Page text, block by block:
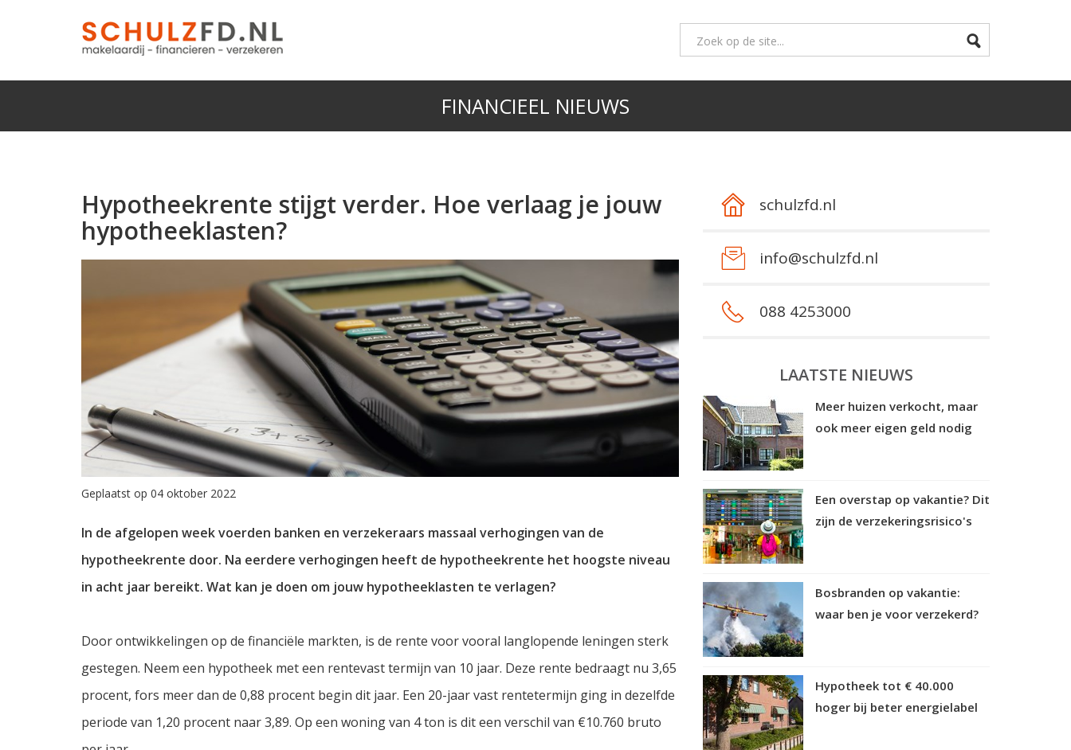
FINANCIEEL NIEUWS
Hypotheekrente stijgt verder. Hoe verlaag je jouw
hypotheeklasten?
Geplaatst op 04 oktober 2022
In de afgelopen week voerden banken en verzekeraars massaal verhogingen van de
hypotheekrente door. Na eerdere verhogingen heeft de hypotheekrente het hoogste niveau
in acht jaar bereikt. Wat kan je doen om jouw hypotheeklasten te verlagen?
Door ontwikkelingen op de financiële markten, is de rente voor vooral langlopende leningen sterk
gestegen. Neem een hypotheek met een rentevast termijn van 10 jaar. Deze rente bedraagt nu 3,65
procent, fors meer dan de 0,88 procent begin dit jaar. Een 20-jaar vast rentetermijn ging in dezelfde
periode van 1,20 procent naar 3,89. Op een woning van 4 ton is dit een verschil van €10.760 bruto
schulzfd.nl
info@schulzfd.nl
088 4253000
LAATSTE NIEUWS
Meer huizen verkocht, maar
ook meer eigen geld nodig
Een overstap op vakantie? Dit
zijn de verzekeringsrisico's
Bosbranden op vakantie:
waar ben je voor verzekerd?
Hypotheek tot € 40.000
hoger bij beter energielabel